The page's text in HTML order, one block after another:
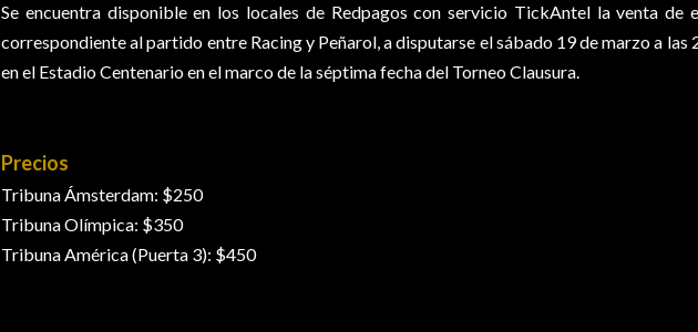
Se encuentra disponible en los locales de Redpagos con servicio TickAntel la venta de
correspondiente al partido entre Racing y Peñarol, a disputarse el sábado 19 de marzo a las
en el Estadio Centenario en el marco de la séptima fecha del Torneo Clausura.
Precios
Tribuna Ámsterdam: $250
Tribuna Olímpica: $350
Tribuna América (Puerta 3): $450